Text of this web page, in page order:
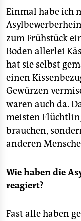
bundesweiten
Einmal habe ich
zum Frühstück
Boden allerlei
hat sie selbst
einen
Gewürzen
waren auch da.
meisten
brauchen,
anderen
Wie haben die
reagiert?
Fast alle haben